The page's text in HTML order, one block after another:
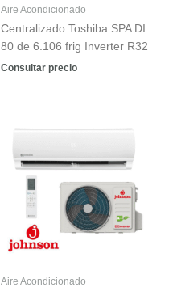
Aire Acondicionado
Centralizado Toshiba SPA DI
80 de 6.106 frig Inverter R32
Consultar precio
Aire Acondicionado